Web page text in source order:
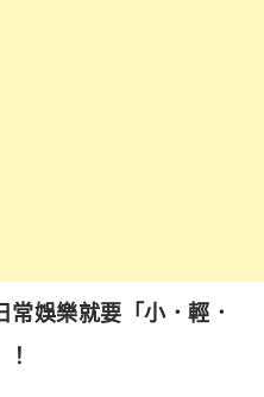
娛樂就要「小．輕．